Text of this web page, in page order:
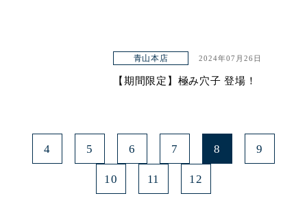
青山本店 2024年07月26日
【期間限定】極み穴子 登場！
4 5 6 7 8 9
10 11 12